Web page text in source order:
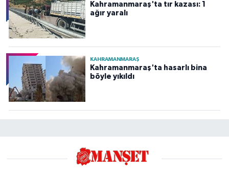
Kahramanmaraş'ta tır kazası: 1
ağır yaralı
KAHRAMANMARAŞ
Kahramanmaraş'ta hasarlı bina
böyle yıkıldı